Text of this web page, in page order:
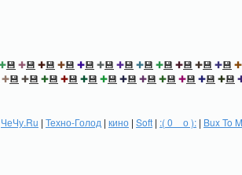
💾 ✚💾 ✚💾 ✚💾 ✚💾 ✚💾 ✚💾 ✚💾 ✚💾 ✚💾 ✚💾 ✚💾 ✚
✚💾 ✚💾 ✚💾 ✚💾 ✚💾 ✚💾 ✚💾 ✚💾 ✚💾 ✚💾 ✚💾 ✚💾
ЧеЧу.Ru | Техно-Голод | кино | Soft | :( 0 _ о ): | Bux To